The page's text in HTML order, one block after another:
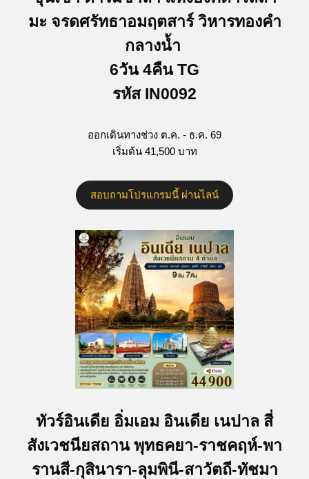
มะ จรดศรัทธาอมฤตสาร์ วิหารทองคำ
กลางน้ำ
6วัน 4คืน TG
รหัส IN0092
ออกเดินทางช่วง ต.ค. - ธ.ค. 69
เริ่มต้น 41,500 บาท
สอบถามโปรแกรมนี้ ผ่านไลน์
ทัวร์อินเดีย อิ่มเอม อินเดีย เนปาล สี่
สังเวชนียสถาน พุทธคยา-ราชคฤห์-พา
รานสี-กุสินารา-ลุมพินี-สาวัตถี-ทัชมา